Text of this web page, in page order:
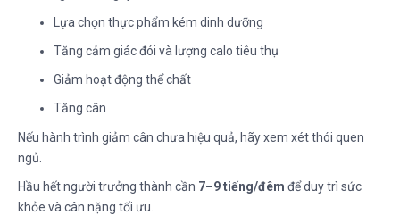
Lựa chọn thực phẩm kém dinh dưỡng
Tăng cảm giác đói và lượng calo tiêu thụ
Giảm hoạt động thể chất
Tăng cân
Nếu hành trình giảm cân chưa hiệu quả, hãy xem xét thói quen
ngủ.
Hầu hết người trưởng thành cần 7–9 tiếng/đêm để duy trì sức
khỏe và cân nặng tối ưu.